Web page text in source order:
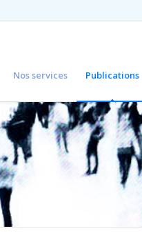
Nos services Publications